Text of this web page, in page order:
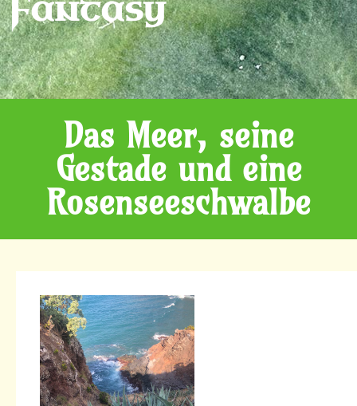
Fantasy
Das Meer, seine
Gestade und eine
Rosenseeschwalbe